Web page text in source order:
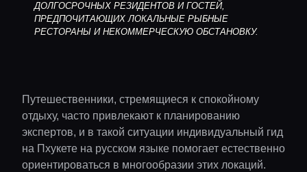
ДОЛГОСРОЧНЫХ РЕЗИДЕНТОВ И ГОСТЕЙ,
ПРЕДПОЧИТАЮЩИХ ЛОКАЛЬНЫЕ РЫБНЫЕ
РЕСТОРАНЫ И НЕКОММЕРЧЕСКУЮ ОБСТАНОВКУ.
Путешественники, стремящиеся к спокойному
отдыху, часто привлекают к планированию
экспертов, и в такой ситуации индивидуальный гид
на Пхукете на русском языке помогает естественно
ориентироваться в многообразии этих локаций.